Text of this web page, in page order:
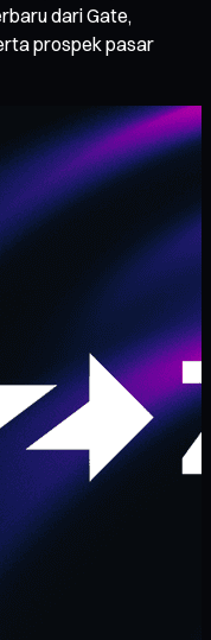
dari Gate,
prospek pasar